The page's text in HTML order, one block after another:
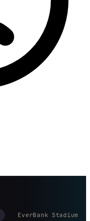
EverBank Stadium